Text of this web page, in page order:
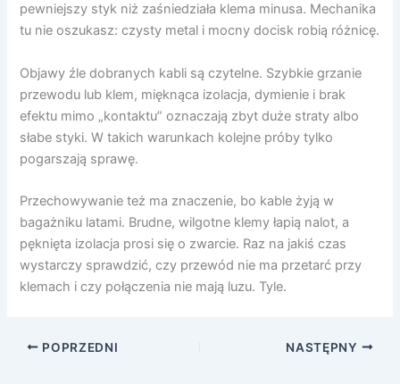
pewniejszy styk niż zaśniedziała klema minusa. Mechanika
tu nie oszukasz: czysty metal i mocny docisk robią różnicę.
Objawy źle dobranych kabli są czytelne. Szybkie grzanie
przewodu lub klem, mięknąca izolacja, dymienie i brak
efektu mimo „kontaktu” oznaczają zbyt duże straty albo
słabe styki. W takich warunkach kolejne próby tylko
pogarszają sprawę.
Przechowywanie też ma znaczenie, bo kable żyją w
bagażniku latami. Brudne, wilgotne klemy łapią nalot, a
pęknięta izolacja prosi się o zwarcie. Raz na jakiś czas
wystarczy sprawdzić, czy przewód nie ma przetarć przy
klemach i czy połączenia nie mają luzu. Tyle.
POPRZEDNI NASTĘPNY